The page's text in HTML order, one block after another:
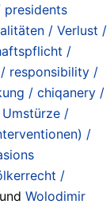
presidents
/ Verlust /
/
responsibility /
/ chiqanery /
/
/
/
Wolodimir